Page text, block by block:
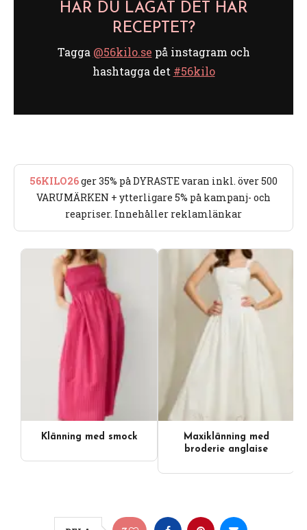
HAR DU LAGAT DET HÄR
RECEPTET?
Tagga @56kilo.se på instagram och
hashtagga det #56kilo
56KILO26ger 35% på DYRASTE varan inkl. över 500
VARUMÄRKEN + ytterligare 5% på kampanj- och
reapriser. Innehåller reklamlänkar
Klänning med smock
Maxiklänning med
broderie anglaise